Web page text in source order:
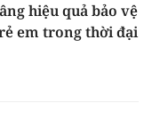
hiệu quả bảo vệ
em trong thời đại